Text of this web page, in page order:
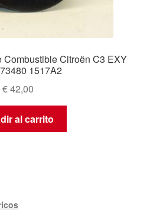
Combustible Citroën C3 EXY
1517A2
€42,00
al carrito